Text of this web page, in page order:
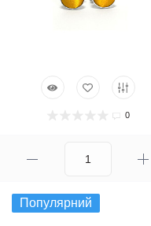
0
Популярний